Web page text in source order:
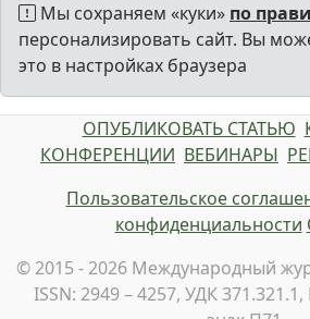
Мы сохраняем «куки» по
персонализировать сайт. Вы
это в настройках браузера
ОПУБЛИКОВАТЬ СТАТЬЮ
КОНФЕРЕНЦИИ ВЕБИНАРЫ
Пользовательское
конфиденциальности
© 2015 - 2026 Международный
ISSN: 2949 – 4257, УДК